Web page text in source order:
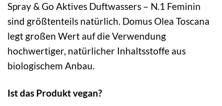
Spray & Go Aktives Duftwassers – N.1 Feminin
sind größtenteils natürlich. Domus Olea Toscana
legt großen Wert auf die Verwendung
hochwertiger, natürlicher Inhaltsstoffe aus
biologischem Anbau.
Ist das Produkt vegan?